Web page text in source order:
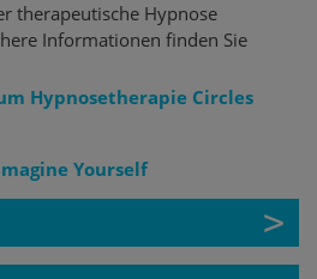
therapeutische Hypnose
Informationen finden Sie
m Hypnosetherapie Circles
gine Yourself